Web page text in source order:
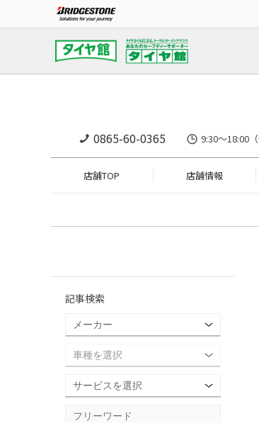
0865-60-0365 9:30～18:00
店舗TOP 店舗情報
記事検索